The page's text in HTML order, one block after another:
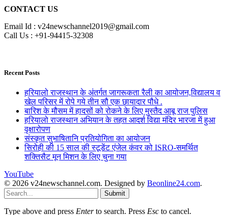
CONTACT US
Email Id : v24newschannel2019@gmail.com
Call Us : +91-94415-32308
Recent Posts
हरियालो राजस्थान के अंतर्गत जागरूकता रैली का आयोजन,विद्यालय व
खेल परिसर में रोपे गये तीन सौ एक छायादार पौधे .
बारिश के मौसम में हादसों को रोकने के लिए मुस्तैद आबू राज पुलिस
हरियालो राजस्थान अभियान के तहत आदर्श विद्या मंदिर भारजा में हुआ
वृक्षारोपण
संस्कृत सुभाषितानि प्रतियोगिता का आयोजन
सिरोही की 15 साल की स्टूडेंट एंजेल कंवर को ISRO-समर्थित
शक्तिसैट मून मिशन के लिए चुना गया
YouTube
© 2026 v24newschannel.com. Designed by Beonline24.com.
Submit
Type above and press Enterto search. Press Esc to cancel.